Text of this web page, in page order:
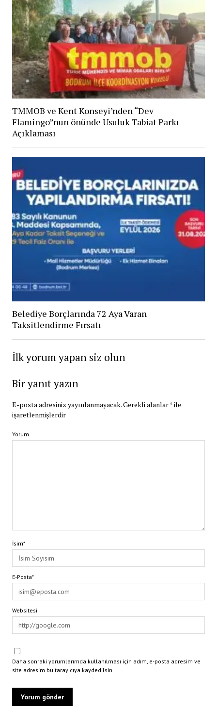
TMMOB ve Kent Konseyi’nden “Dev
Flamingo”nun önünde Usuluk Tabiat Parkı
Açıklaması
Belediye Borçlarında 72 Aya Varan
Taksitlendirme Fırsatı
İlk yorum yapan siz olun
Bir yanıt yazın
E-posta adresiniz yayınlanmayacak.Gerekli alanlar*ile
işaretlenmişlerdir
Yorum
İsim*
E-Posta*
Websitesi
Daha sonraki yorumlarımda kullanılması için adım, e-posta adresim ve
site adresim bu tarayıcıya kaydedilsin.